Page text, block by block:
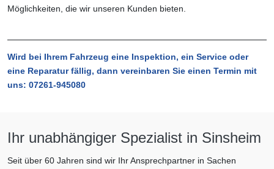
Möglichkeiten, die wir unseren Kunden bieten.
Wird bei Ihrem Fahrzeug eine Inspektion, ein Service oder
eine Reparatur fällig, dann vereinbaren Sie einen Termin mit
uns: 07261-945080
Ihr unabhängiger Spezialist in Sinsheim
Seit über 60 Jahren sind wir Ihr Ansprechpartner in Sachen